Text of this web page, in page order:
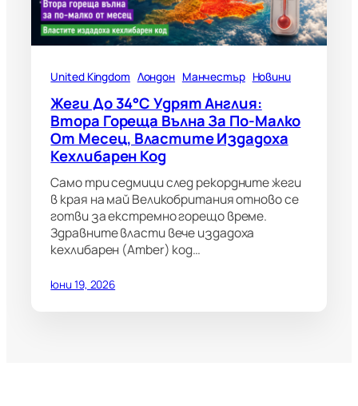
United Kingdom Лондон Манчестър Новини
Жеги До 34°C Удрят Англия:
Втора Гореща Вълна За По-Малко
От Месец, Властите Издадоха
Кехлибарен Код
Само три седмици след рекордните жеги
в края на май Великобритания отново се
готви за екстремно горещо време.
Здравните власти вече издадоха
кехлибарен (Amber) код…
юни 19, 2026